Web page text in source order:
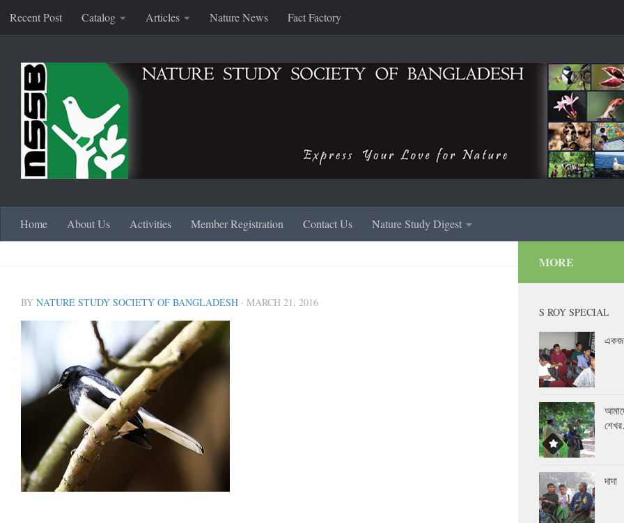
Skip to content
Recent Post Catalog Articles Nature News Fact Factory
Home About Us Activities Member Registration Contact Us Nature Study Digest
BY NATURE STUDY SOCIETY OF BANGLADESH · MARCH 21, 2016
MORE
S ROY SPECIAL
দাদা